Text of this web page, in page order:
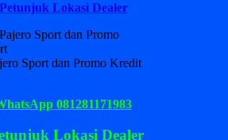
Lokasi Dealer
Sport dan Promo Kredit
081281171983
Lokasi Dealer